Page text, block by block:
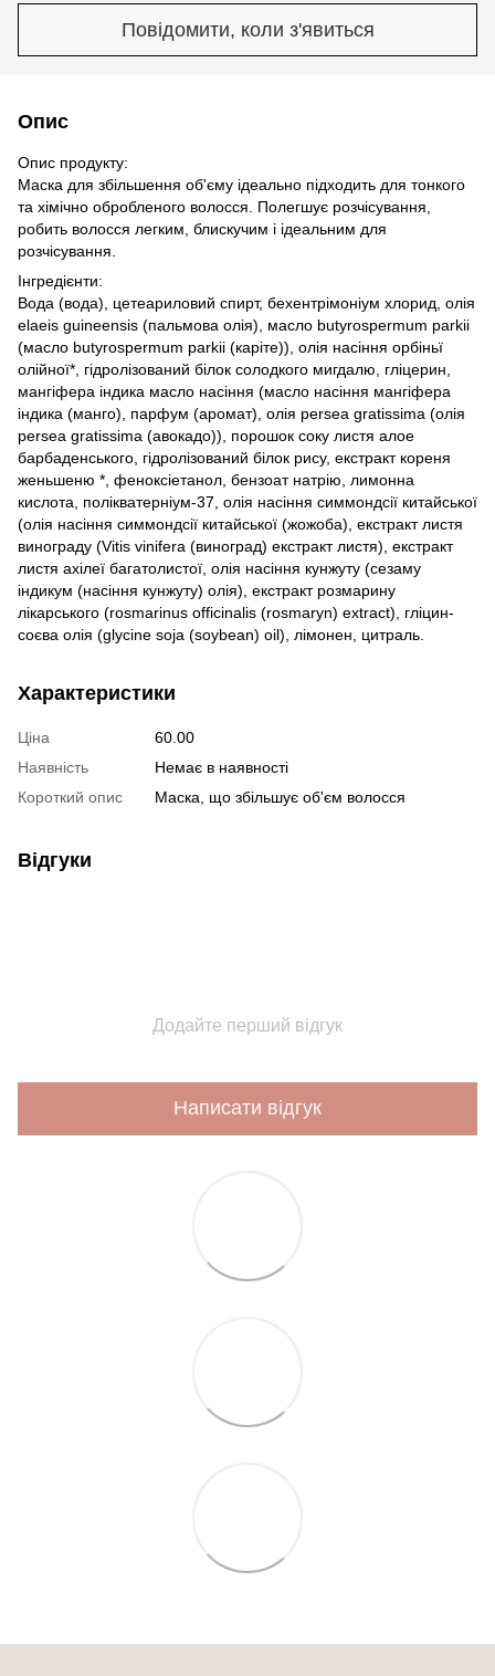
Повідомити, коли з'явиться
Опис
Опис продукту:
Маска для збільшення об'єму ідеально підходить для тонкого
та хімічно обробленого волосся. Полегшує розчісування,
робить волосся легким, блискучим і ідеальним для
розчісування.
Інгредієнти:
Вода (вода), цетеариловий спирт, бехентрімоніум хлорид, олія
elaeis guineensis (пальмова олія), масло butyrospermum parkii
(масло butyrospermum parkii (каріте)), олія насіння орбіньї
олійної*, гідролізований білок солодкого мигдалю, гліцерин,
мангіфера індика масло насіння (масло насіння мангіфера
індика (манго), парфум (аромат), олія persea gratissima (олія
persea gratissima (авокадо)), порошок соку листя алое
барбаденського, гідролізований білок рису, екстракт кореня
женьшеню *, феноксіетанол, бензоат натрію, лимонна
кислота, полікватерніум-37, олія насіння симмондсії китайської
(олія насіння симмондсії китайської (жожоба), екстракт листя
винограду (Vitis vinifera (виноград) екстракт листя), екстракт
листя ахілеї багатолистої, олія насіння кунжуту (сезаму
індикум (насіння кунжуту) олія), екстракт розмарину
лікарського (rosmarinus officinalis (rosmaryn) extract), гліцин-
соєва олія (glycine soja (soybean) oil), лімонен, цитраль.
Характеристики
Ціна
60.00
Наявність
Немає в наявності
Короткий опис
Маска, що збільшує об'єм волосся
Відгуки
Додайте перший відгук
Написати відгук